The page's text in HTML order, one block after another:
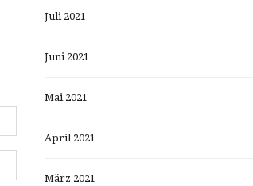
Juli 2021
Juni 2021
Mai 2021
April 2021
März 2021